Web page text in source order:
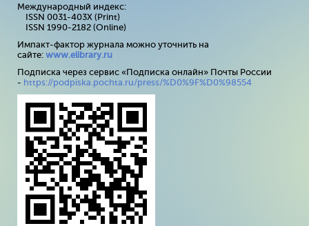
Международный индекс:
ISSN 0031-403X (Print)
ISSN 1990-2182 (Online)
Импакт-фактор журнала можно уточнить на
сайте: www.elibrary.ru
Подписка через сервис «Подписка онлайн» Почты России
- https://podpiska.pochta.ru/press/%D0%9F%D0%98554